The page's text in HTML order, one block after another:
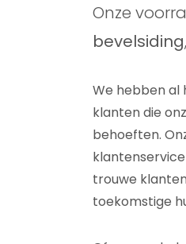
Onze
bevelsiding
We hebben al
klanten die
behoeften.
trouwe
toekomstige